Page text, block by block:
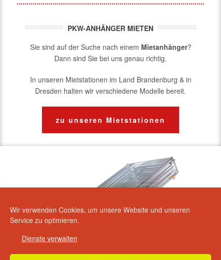
Wir verwenden Cookies, um unsere Website und unseren
Service zu optimieren.
Dienste verwalten
PKW-ANHÄNGER MIETEN
Sie sind auf der Suche nach einem Mietanhänger?
Dann sind Sie bei uns genau richtig.
In unseren Mietstationen im Land Brandenburg & in
Dresden halten wir verschiedene Modelle bereit.
zu unseren Mietstationen
INFORMATIONEN